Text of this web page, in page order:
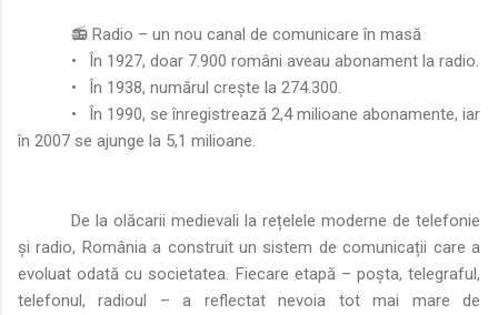
📻 Radio – un nou canal de comunicare în masă
•
În 1927, doar 7.900 români aveau abonament la radio.
•
În 1938, numărul crește la 274.300.
•
În 1990, se înregistrează 2,4 milioane abonamente, iar
în 2007 se ajunge la 5,1 milioane.
De la olăcarii medievali la rețelele moderne de telefonie
și radio, România a construit un sistem de comunicații care a
evoluat odată cu societatea. Fiecare etapă – poșta, telegraful,
telefonul, radioul – a reflectat nevoia tot mai mare de